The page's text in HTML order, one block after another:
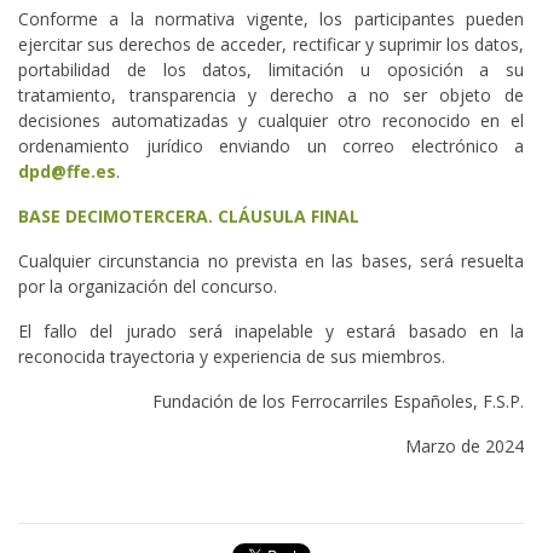
Conforme a la normativa vigente, los participantes pueden
ejercitar sus derechos de acceder, rectificar y suprimir los datos,
portabilidad de los datos, limitación u oposición a su
tratamiento, transparencia y derecho a no ser objeto de
decisiones automatizadas y cualquier otro reconocido en el
ordenamiento jurídico enviando un correo electrónico a
dpd@ffe.es.
BASE DECIMOTERCERA. CLÁUSULA FINAL
Cualquier circunstancia no prevista en las bases, será resuelta
por la organización del concurso.
El fallo del jurado será inapelable y estará basado en la
reconocida trayectoria y experiencia de sus miembros.
Fundación de los Ferrocarriles Españoles, F.S.P.
Marzo de 2024